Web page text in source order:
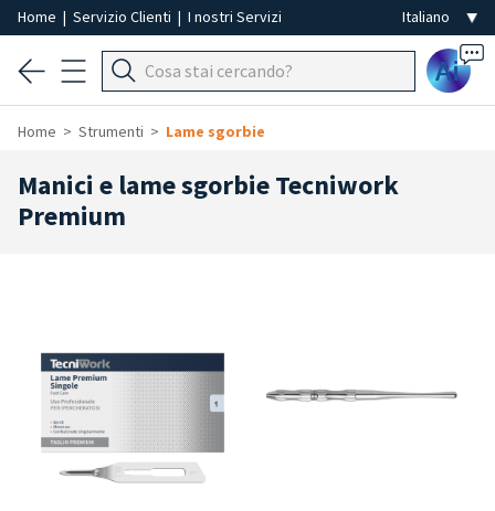
Home | Servizio Clienti | I nostri Servizi
Ai
Home Strumenti Lame sgorbie
Manici e lame sgorbie Tecniwork
Premium